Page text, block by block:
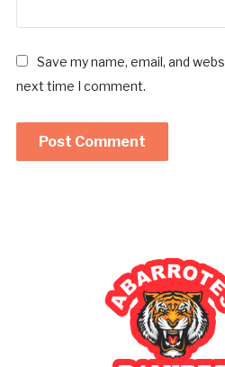
Save my name, email, and
next time I comment.